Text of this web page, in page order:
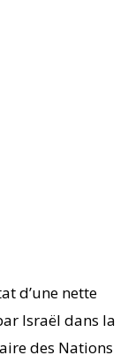
d’une nette
Israël dans la
des Nations